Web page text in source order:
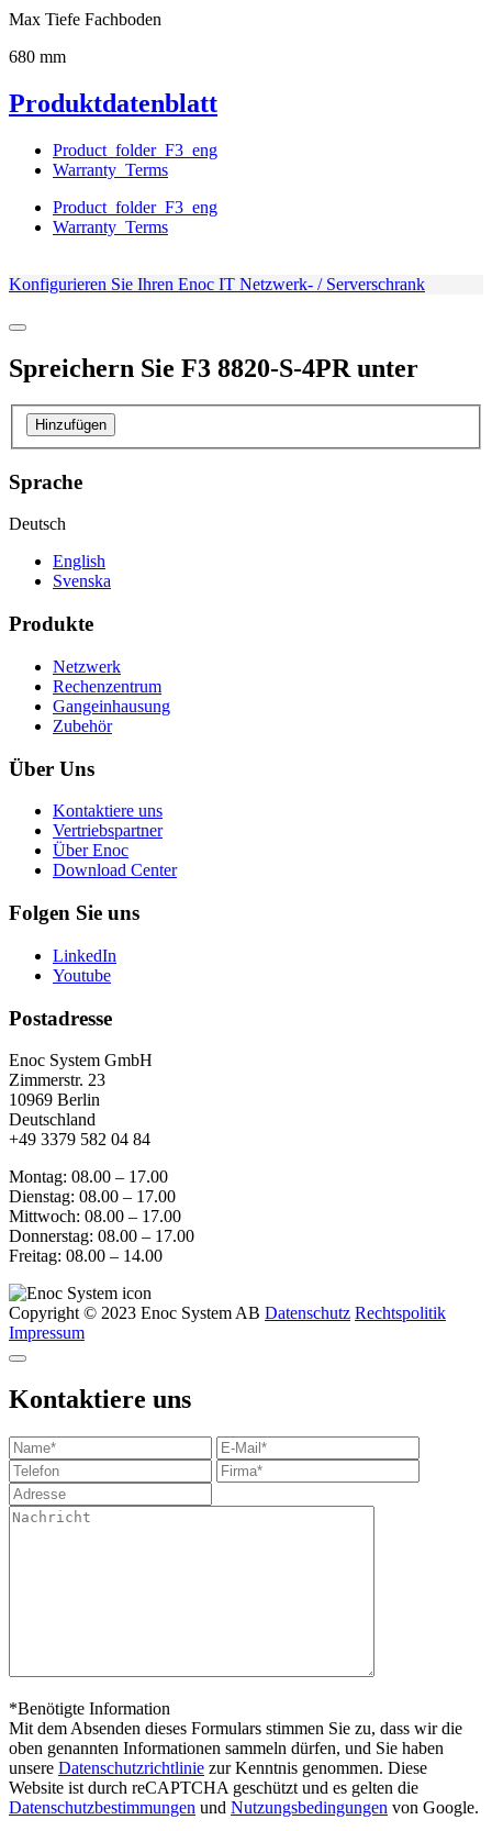
Max Tiefe Fachboden
680 mm
Produktdatenblatt
Product_folder_F3_eng
Warranty_Terms
Product_folder_F3_eng
Warranty_Terms
Konfigurieren Sie Ihren Enoc IT Netzwerk- / Serverschrank
Spreichern Sie F3 8820-S-4PR unter
Hinzufügen
Sprache
Deutsch
English
Svenska
Produkte
Netzwerk
Rechenzentrum
Gangeinhausung
Zubehör
Über Uns
Kontaktiere uns
Vertriebspartner
Über Enoc
Download Center
Folgen Sie uns
LinkedIn
Youtube
Postadresse
Enoc System GmbH
Zimmerstr. 23
10969 Berlin
Deutschland
+49 3379 582 04 84
Montag: 08.00 – 17.00
Dienstag: 08.00 – 17.00
Mittwoch: 08.00 – 17.00
Donnerstag: 08.00 – 17.00
Freitag: 08.00 – 14.00
Copyright © 2023 Enoc System AB Datenschutz Rechtspolitik
Impressum
Kontaktiere uns
*Benötigte Information
Mit dem Absenden dieses Formulars stimmen Sie zu, dass wir die
oben genannten Informationen sammeln dürfen, und Sie haben
unsere Datenschutzrichtlinie zur Kenntnis genommen. Diese
Website ist durch reCAPTCHA geschützt und es gelten die
Datenschutzbestimmungen und Nutzungsbedingungen von Google.